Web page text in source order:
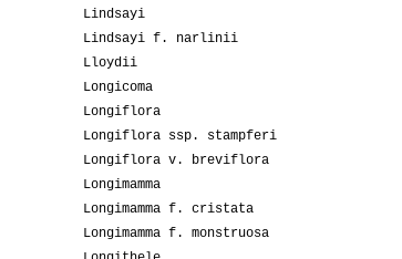
Lindsayi
Lindsayi f. narlinii
Lloydii
Longicoma
Longiflora
Longiflora ssp. stampferi
Longiflora v. breviflora
Longimamma
Longimamma f. cristata
Longimamma f. monstruosa